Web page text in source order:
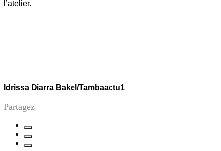
l’atelier.
Idrissa Diarra Bakel/Tambaactu1
Partagez